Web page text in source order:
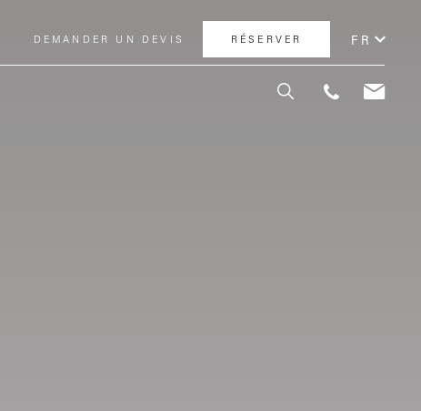
DEMANDER UN DEVIS RÉSERVER FR